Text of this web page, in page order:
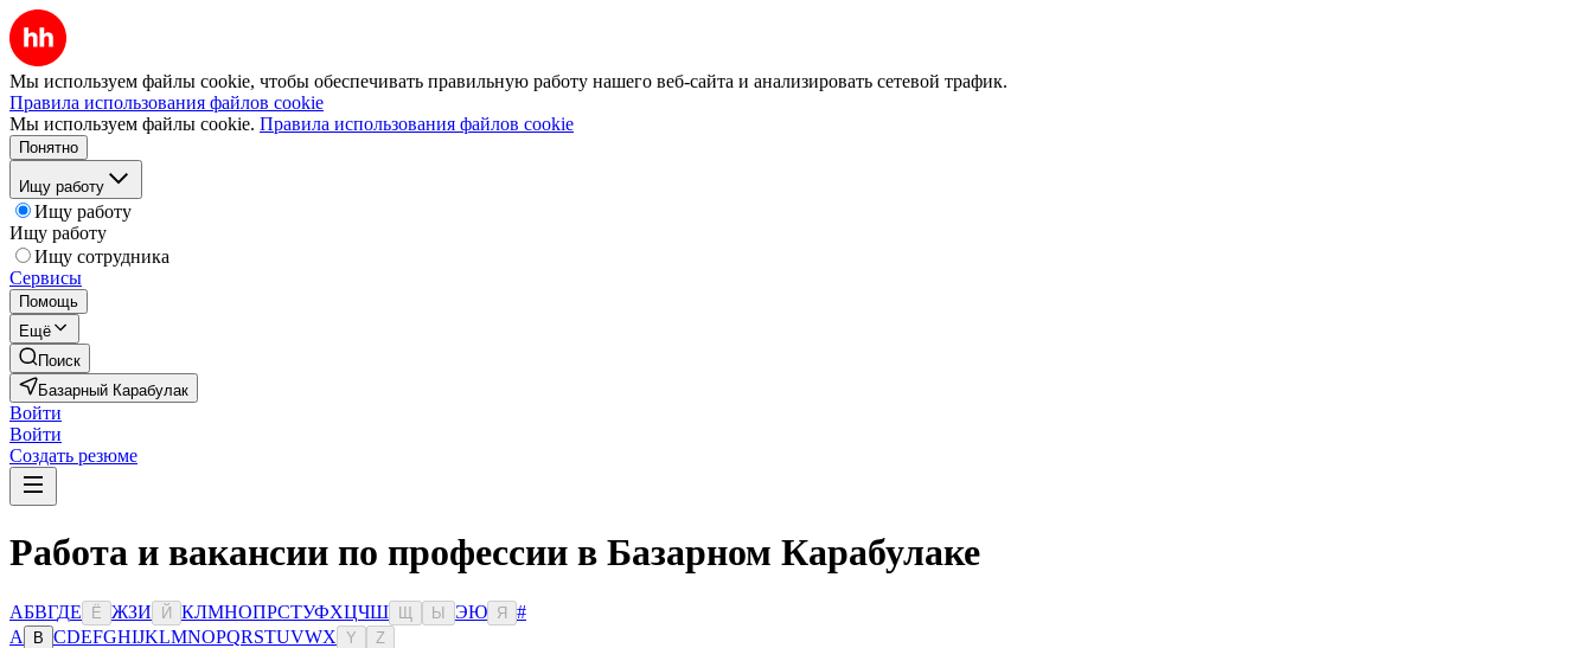
Мы используем файлы cookie, чтобы обеспечивать правильную работу нашего веб-сайта и анализировать сетевой трафик.
Правила использования файлов cookie
Мы используем файлы cookie. Правила использования файлов cookie
Понятно
Ищу работу
Ищу работу
Ищу работу
Ищу сотрудника
Сервисы
Помощь
Ещё
Поиск
Базарный Карабулак
Войти
Войти
Создать резюме
Работа и вакансии по профессии в Базарном Карабулаке
АБВГДЕ Ё ЖЗИ Й КЛМНОПРСТУФХЦЧШ Ы ЭЮ Я
#
A
B CDEFGHIJKLMNOPQRSTUVWX Y Z